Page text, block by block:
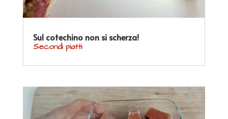
Sul cotechino non si scherza!
Secondi piatti